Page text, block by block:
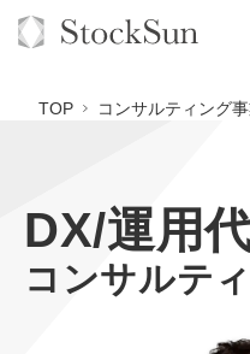
オーダーメイド支援
TOP
BPO支援
TOP コンサルティング
DX/運用
コンサルテ